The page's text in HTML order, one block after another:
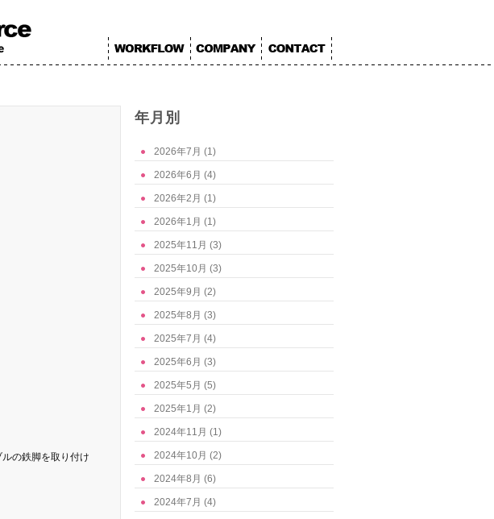
の鉄脚を取り付け
年月別
2026年7月 (1)
2026年6月 (4)
2026年2月 (1)
2026年1月 (1)
2025年11月 (3)
2025年10月 (3)
2025年9月 (2)
2025年8月 (3)
2025年7月 (4)
2025年6月 (3)
2025年5月 (5)
2025年1月 (2)
2024年11月 (1)
2024年10月 (2)
2024年8月 (6)
2024年7月 (4)